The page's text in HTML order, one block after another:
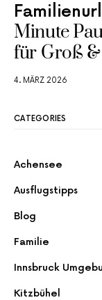
Minute
für Groß
4. MÄRZ 2026
CATEGORIES
Achensee
Ausflugstipps
Blog
Familie
Innsbruck
Kitzbühel